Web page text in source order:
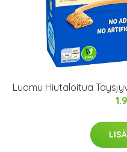
Luomu Hiutaloitua